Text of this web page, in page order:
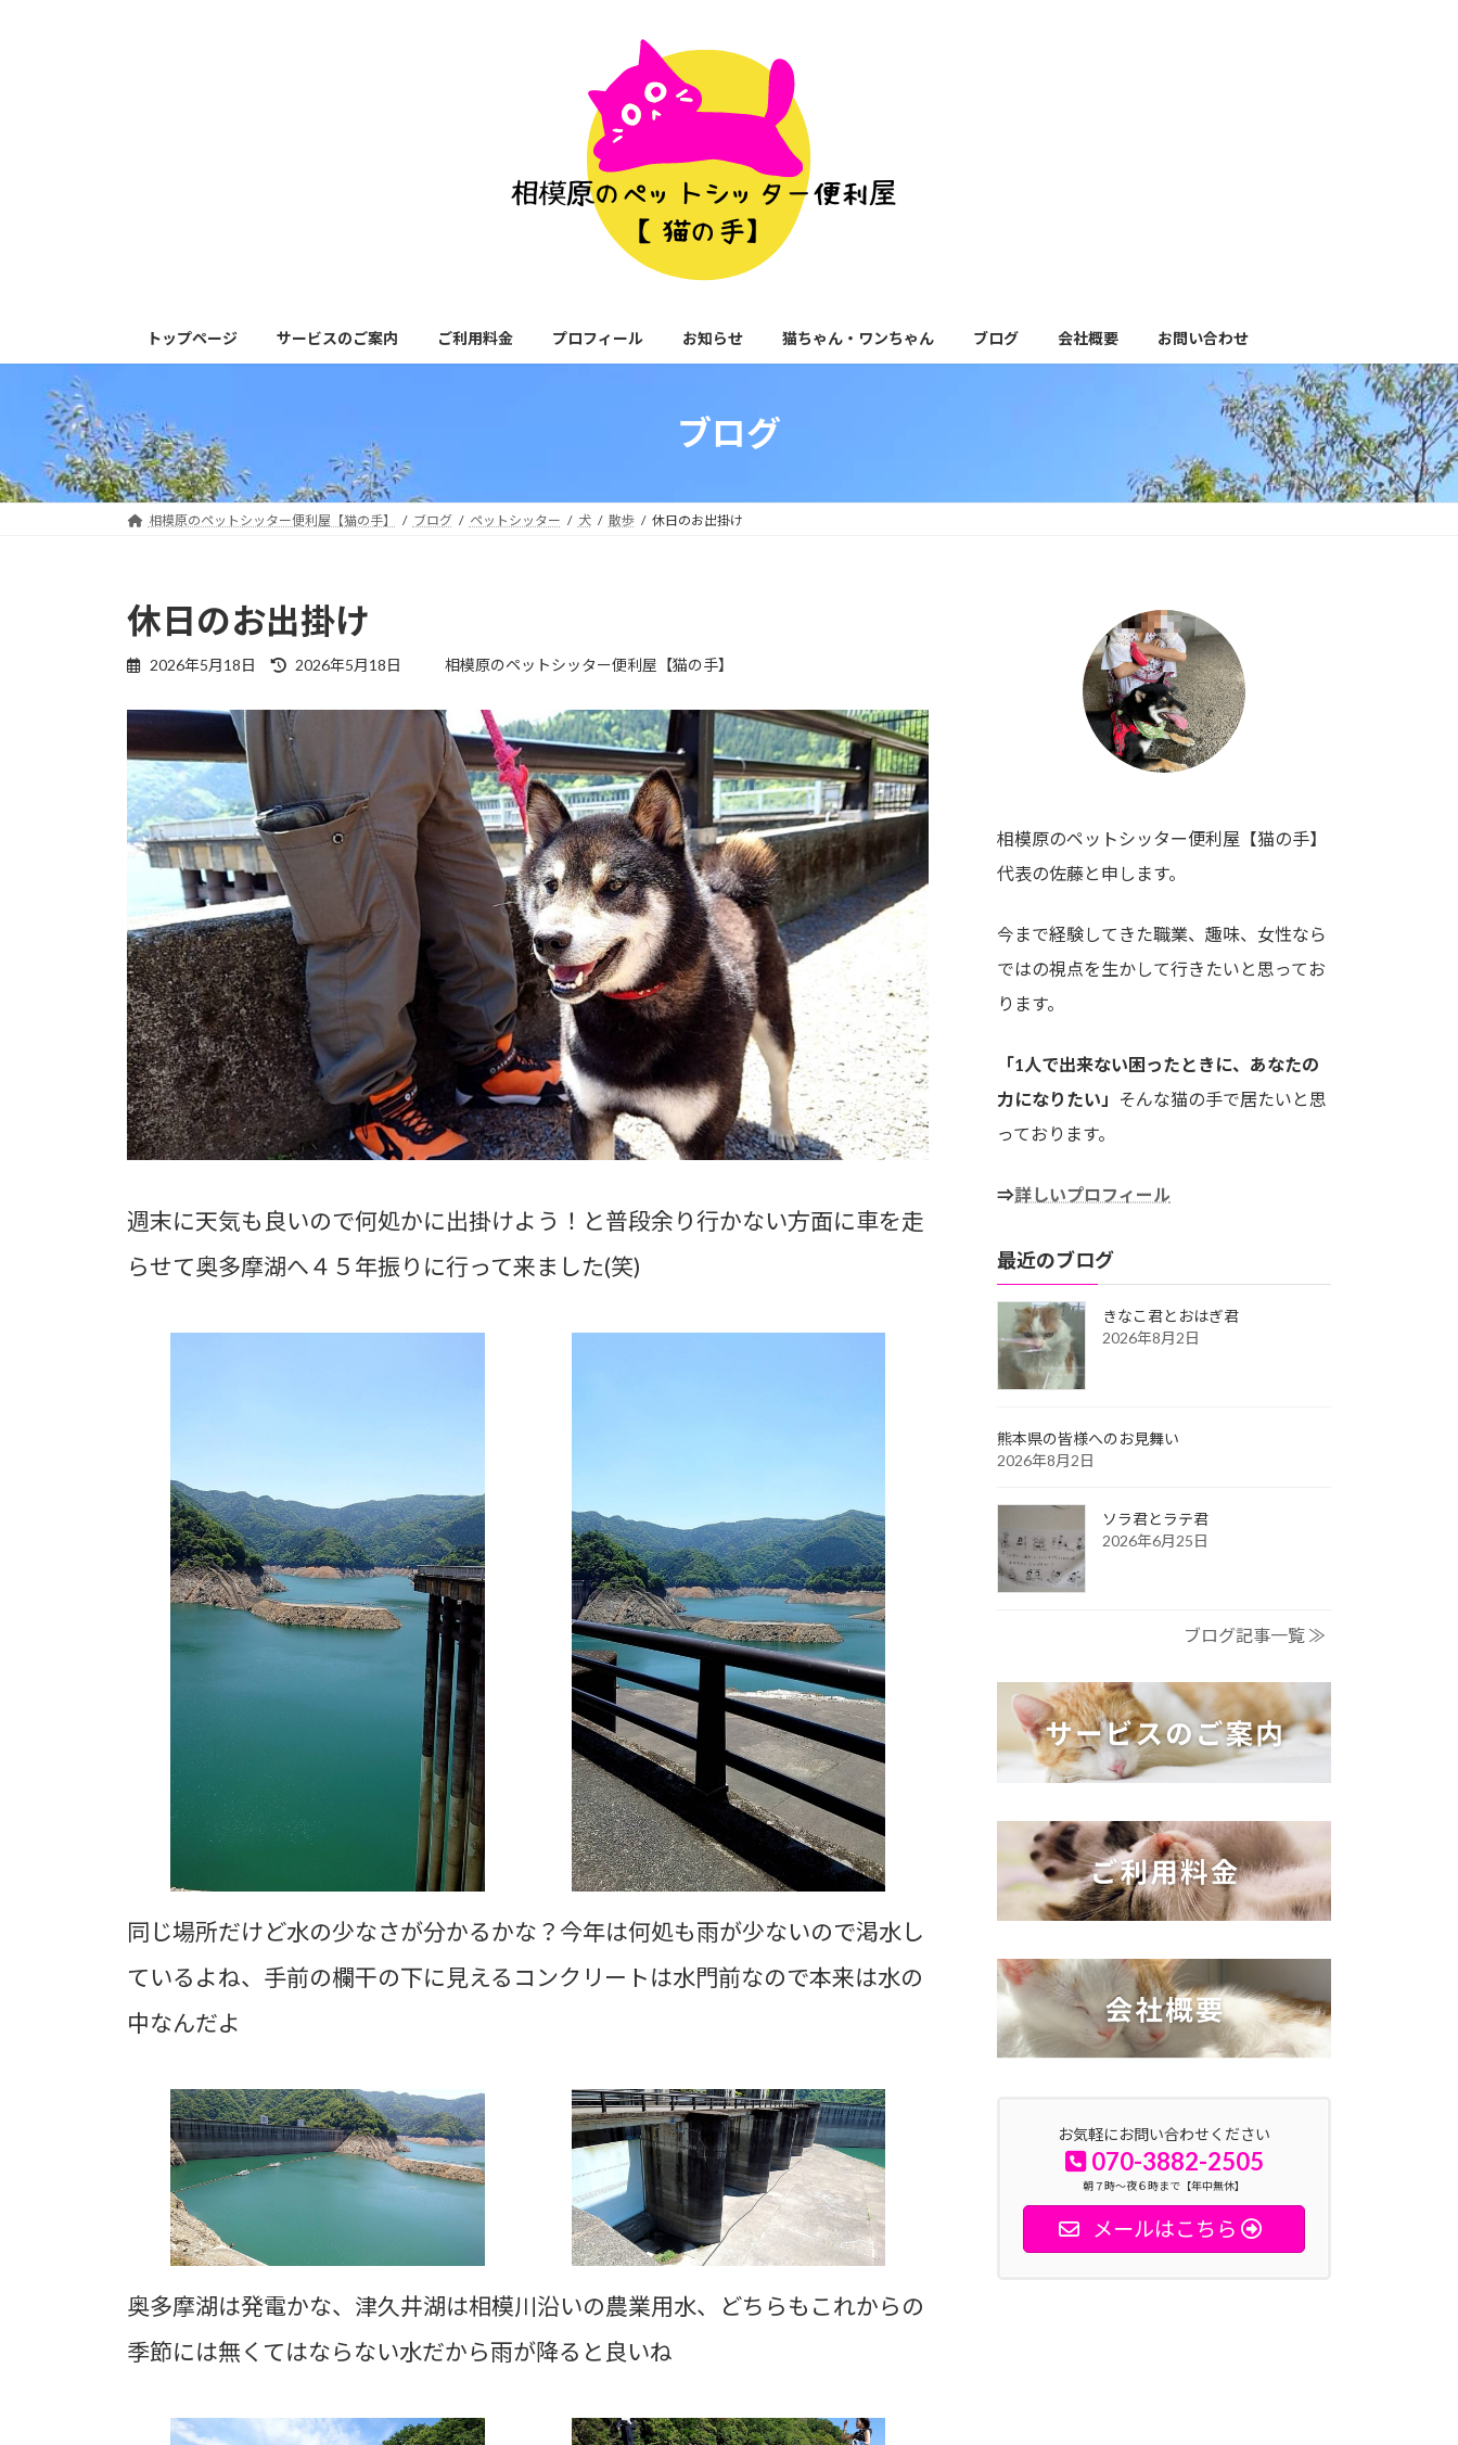
トップページ サービスのご案内 ご利用料金 プロフィール お知らせ 猫ちゃん・ワンちゃん ブログ 会社概要 お問い合わせ
ブログ
相模原のペットシッター便利屋【猫の手】 ブログ ペットシッター 犬 散歩 休日のお出掛け
休日のお出掛け
2026年5月18日
最
更
新
日
時
:
2026年5月18日 相模原のペットシッター便利屋【猫の手】
週末に天気も良いので何処かに出掛けよう！と普段余り行かない方面に車を走
らせて奥多摩湖へ４５年振りに行って来ました(笑)
同じ場所だけど水の少なさが分かるかな？今年は何処も雨が少ないので渇水し
ているよね、手前の欄干の下に見えるコンクリートは水門前なので本来は水の
中なんだよ
奥多摩湖は発電かな、津久井湖は相模川沿いの農業用水、どちらもこれからの
季節には無くてはならない水だから雨が降ると良いね
相模原のペットシッター便利屋【猫の手】
代表の佐藤と申します。
今まで経験してきた職業、趣味、女性なら
ではの視点を生かして行きたいと思ってお
ります。
「1人で出来ない困ったときに、あなたの
力になりたい」 そんな猫の手で居たいと思
っております。
⇒詳しいプロフィール
最近のブログ
きなこ君とおはぎ君
2026年8月2日
熊本県の皆様へのお見舞い
2026年8月2日
ソラ君とラテ君
2026年6月25日
ブログ記事一覧 ≫
お気軽にお問い合わせください
070-3882-2505
朝７時～夜６時まで【年中無休】
メールはこちら